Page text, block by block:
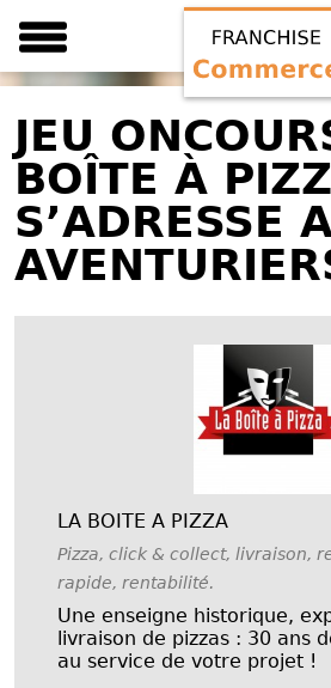
JEU
BOÎTE À
S’ADRESSE
LA BOITE A PIZZA
Pizza, click & collect, livraison,
rapide, rentabilité.
Une enseigne historique,
livraison de pizzas : 30 ans
au service de votre projet !